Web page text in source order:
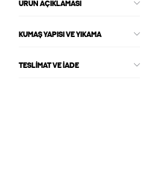
ÜRÜN AÇIKLAMASI
KUMAŞ YAPISI VE YIKAMA
TESLIMAT VE İADE